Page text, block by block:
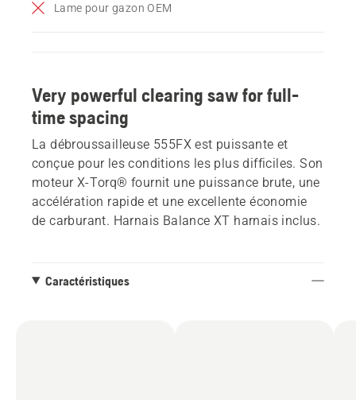
Lame pour gazon OEM
Very powerful clearing saw for full-
time spacing
La débroussailleuse 555FX est puissante et
conçue pour les conditions les plus difficiles. Son
moteur X-Torq® fournit une puissance brute, une
accélération rapide et une excellente économie
de carburant. Harnais Balance XT harnais inclus.
Caractéristiques